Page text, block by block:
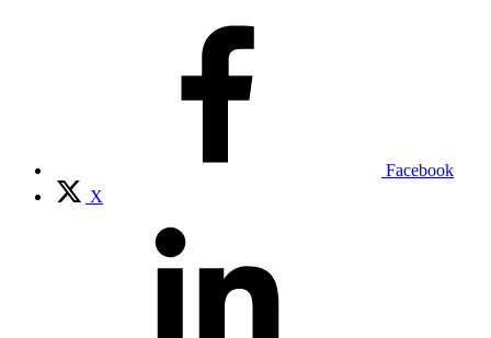
Facebook
X